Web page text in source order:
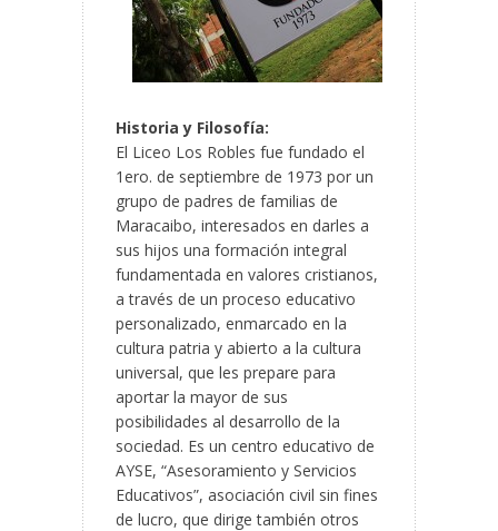
Historia y Filosofía:
El Liceo Los Robles fue fundado el
1ero. de septiembre de 1973 por un
grupo de padres de familias de
Maracaibo, interesados en darles a
sus hijos una formación integral
fundamentada en valores cristianos,
a través de un proceso educativo
personalizado, enmarcado en la
cultura patria y abierto a la cultura
universal, que les prepare para
aportar la mayor de sus
posibilidades al desarrollo de la
sociedad. Es un centro educativo de
AYSE, “Asesoramiento y Servicios
Educativos”, asociación civil sin fines
de lucro, que dirige también otros